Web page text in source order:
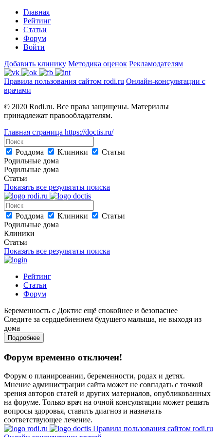
Главная
Рейтинг
Статьи
Форум
Войти
Добавить клинику Методика оценок Рекламодателям
Правила пользования сайтом rodi.ru Онлайн-консультации с
врачами
© 2020 Rodi.ru. Все права защищены. Материалы
принадлежат правообладателям.
Главная страница https://doctis.ru/
Роддома Клиники
Статьи
Родильные дома
Родильные дома
Статьи
Показать все результаты поиска
Роддома Клиники
Статьи
Родильные дома
Клиники
Статьи
Показать все результаты поиска
Рейтинг
Статьи
Форум
Беременность с Доктис ещё спокойнее и безопаснее
Следите за сердцебиением будущего малыша, не выходя из
дома
Подробнее
Форум временно отключен!
Форум о планировании, беременности, родах и детях.
Мнение администрации сайта может не совпадать с точкой
зрения авторов статей и других материалов, опубликованных
на форуме. Только врач на очной консультации может решать
вопросы здоровья, ставить диагноз и назначать
соответствующее лечение.
Правила пользования сайтом rodi.ru